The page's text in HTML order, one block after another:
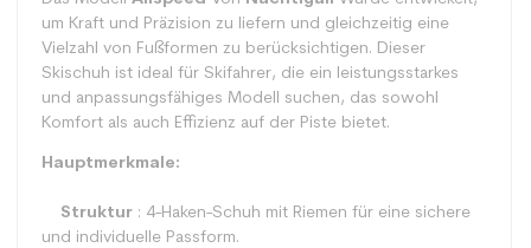
um Kraft und Präzision zu liefern und gleichzeitig eine
Vielzahl von Fußformen zu berücksichtigen. Dieser
Skischuh ist ideal für Skifahrer, die ein leistungsstarkes
und anpassungsfähiges Modell suchen, das sowohl
Komfort als auch Effizienz auf der Piste bietet.
Hauptmerkmale:
Struktur : 4-Haken-Schuh mit Riemen für eine sichere
und individuelle Passform.